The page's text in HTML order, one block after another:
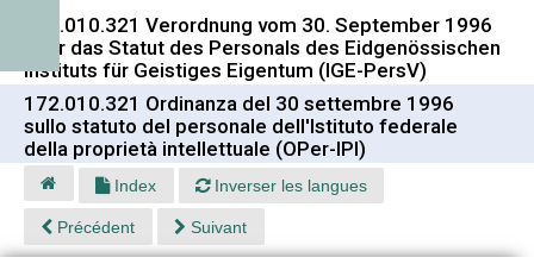
172.010.321 Verordnung vom 30. September 1996
über das Statut des Personals des Eidgenössischen
Instituts für Geistiges Eigentum (IGE-PersV)
172.010.321 Ordinanza del 30 settembre 1996
sullo statuto del personale dell'Istituto federale
della proprietà intellettuale (OPer-IPI)
Index Inverser les langues
Précédent Suivant